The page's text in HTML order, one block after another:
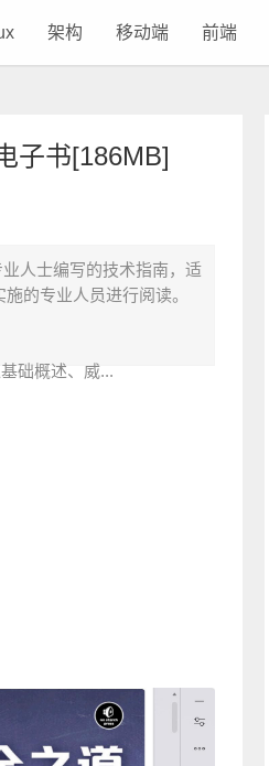
架构 移动端 前端
子书[186MB]
人士编写的技术指南，适
的专业人员进行阅读。
础概述、威...